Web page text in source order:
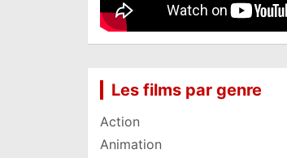
Les films par genre
Action
Animation